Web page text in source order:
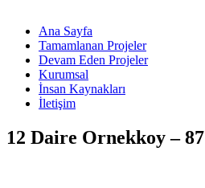
Ana Sayfa
Tamamlanan Projeler
Devam Eden Projeler
Kurumsal
İnsan Kaynakları
İletişim
12 Daire Ornekkoy – 87